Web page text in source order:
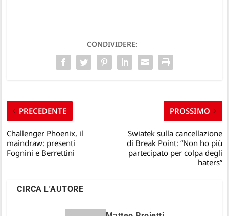
CONDIVIDERE:
PRECEDENTE
Challenger Phoenix, il
maindraw: presenti
Fognini e Berrettini
PROSSIMO
Swiatek sulla cancellazione
di Break Point: “Non ho più
partecipato per colpa degli
haters”
CIRCA L'AUTORE